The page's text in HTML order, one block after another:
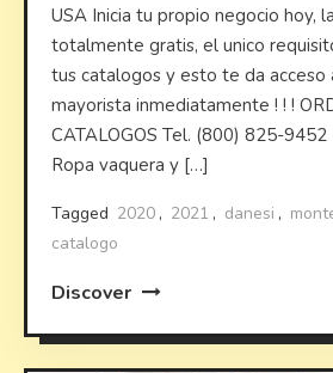
USA Inicia tu propio negocio hoy,
totalmente gratis, el unico
tus catalogos y esto te da acceso
mayorista inmediatamente ! ! !
CATALOGOS Tel. (800) 825-
Ropa vaquera y […]
Tagged 2020 , 2021 , danesi ,
catalogo
Discover